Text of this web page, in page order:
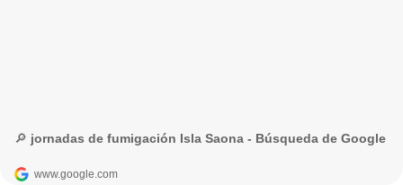
🔎 jornadas de fumigación Isla Saona - Búsqueda de Google
www.google.com